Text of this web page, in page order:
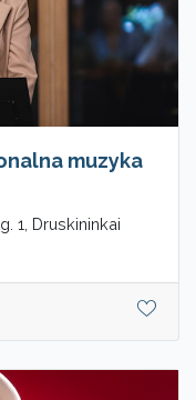
muzyka
1, Druskininkai